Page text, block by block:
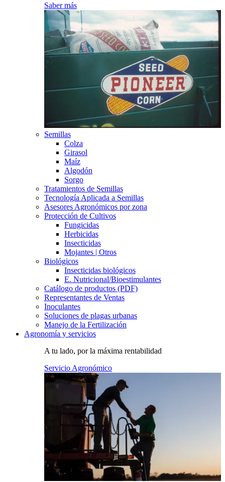
Saber más
Semillas
Colza
Girasol
Maíz
Algodón
Sorgo
Tratamientos de Semillas
Tecnología Aplicada a Semillas
Asesores Agronómicos por zona
Protección de Cultivos
Fungicidas
Herbicidas
Insecticidas
Mojantes | Otros
Biológicos
Insecticidas biológicos
E. Nutricional/Bioestimulantes
Catálogo de productos (PDF)
Representantes de Ventas
Inoculantes
Soluciones de plagas urbanas
Manejo de la Fertilización
Agronomía y servicios
A tu lado, por la máxima rentabilidad
Servicio Agronómico